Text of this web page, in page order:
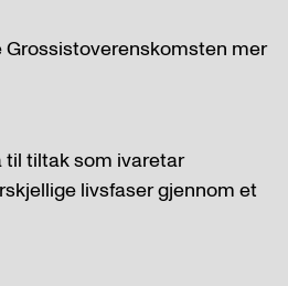
Grossistoverenskomsten mer
til tiltak som ivaretar
livsfaser gjennom et